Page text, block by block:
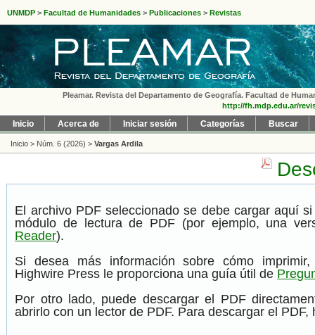
UNMDP > Facultad de Humanidades > Publicaciones > Revistas
Pleamar. Revista del Departamento de Geografía. Facultad de
http://fh.mdp.edu.ar/
Inicio Acerca de Iniciar sesión Categorías Buscar
Inicio > Núm. 6 (2026) > Vargas Ardila
El archivo PDF seleccionado se debe cargar aquí
módulo de lectura de PDF (por ejemplo, una
Reader).
Si desea más información sobre cómo
Highwire Press le proporciona una guía útil de
Por otro lado, puede descargar el PDF
abrirlo con un lector de PDF. Para descargar el